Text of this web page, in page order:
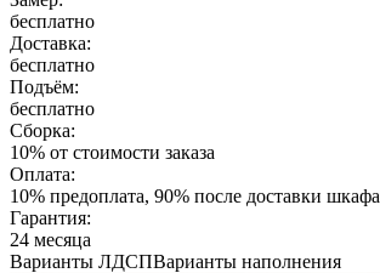
бесплатно
Доставка:
бесплатно
Подъём:
бесплатно
Сборка:
10% от стоимости заказа
Оплата:
10% предоплата, 90% после доставки шкафа
Гарантия:
24 месяца
Варианты ЛДСПВарианты наполнения